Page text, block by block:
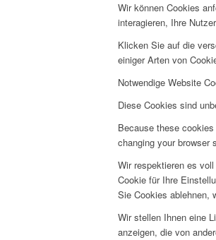
Wir können Cookies
interagieren, Ihre
Klicken Sie auf die
einiger Arten von
Notwendige Website
Diese Cookies sind
Because these
changing your
Wir respektieren es
Cookie für Ihre
Sie Cookies ablehnen,
Wir stellen Ihnen eine
anzeigen, die von